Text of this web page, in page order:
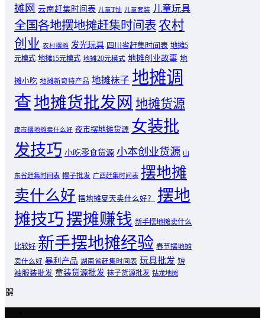
摊网 云南赶集时间表 儿童T恤 儿童套装 儿童玩具
全国各地摆地摊赶集时间表 农村
创业 农村摆摊 发光玩具 四川省赶集时间表 地摊5
元模式 地摊15元模式 地摊20元模式 地摊创业故事 地
摊小吃 地摊新奇特产品 地摊袜子 地摊调
查地摊货批发网 地摊货源
夜市摆地摊卖什么好 夜市摆地摊货源 女装批
发技巧 小吃零食货源 小本创业货源 山
东省赶集时间表 帽子批发 广西赶集时间表 摆地摊
卖什么好 摆地摊夏天卖什么好？
摆地
摊技巧摆摊赚钱 新手摆地摊卖什么
比较好 新手摆地摊经验 春节摆地摊
卖什么好 暴利产品 湖南省赶集时间表 玩具批发 短
袖服装批发 童装货源批发 袜子货源批发 钻龙地摊